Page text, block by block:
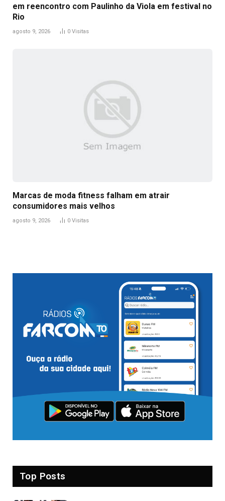
em reencontro com Paulinho da Viola em festival no
Rio
agosto 9, 2026 0 Visitas
Marcas de moda fitness falham em atrair
consumidores mais velhos
agosto 9, 2026 0 Visitas
Top Posts